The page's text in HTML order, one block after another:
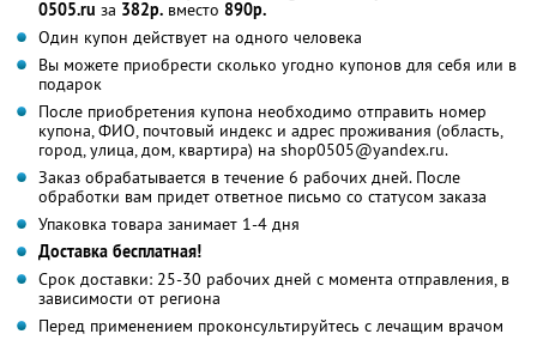
0505.ru за 382р. вместо 890р.
Один купон действует на одного человека
Вы можете приобрести сколько угодно купонов для себя или в
подарок
После приобретения купона необходимо отправить номер
купона, ФИО, почтовый индекс и адрес проживания (область,
город, улица, дом, квартира) на shop0505@yandex.ru.
Заказ обрабатывается в течение 6 рабочих дней. После
обработки вам придет ответное письмо со статусом заказа
Упаковка товара занимает 1-4 дня
Доставка бесплатная!
Срок доставки: 25-30 рабочих дней с момента отправления, в
зависимости от региона
Перед применением проконсультируйтесь с лечащим врачом